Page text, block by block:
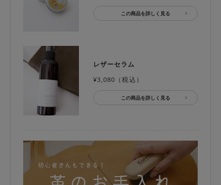
この商品を詳しく見る
レザーセラム
¥3,080（税込）
この商品を詳しく見る